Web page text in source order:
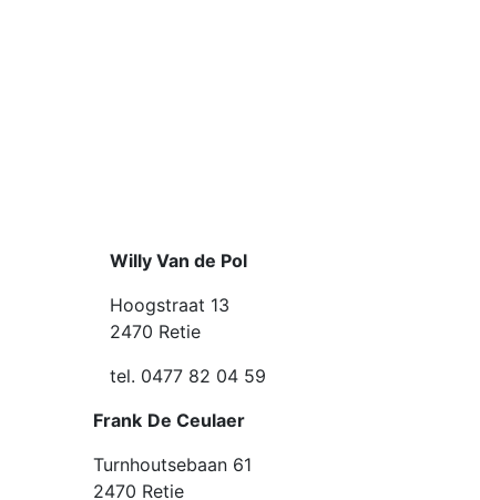
Willy Van de Pol
Hoogstraat 13
2470 Retie
tel. 0477 82 04 59
Frank De Ceulaer
Turnhoutsebaan 61
2470 Retie